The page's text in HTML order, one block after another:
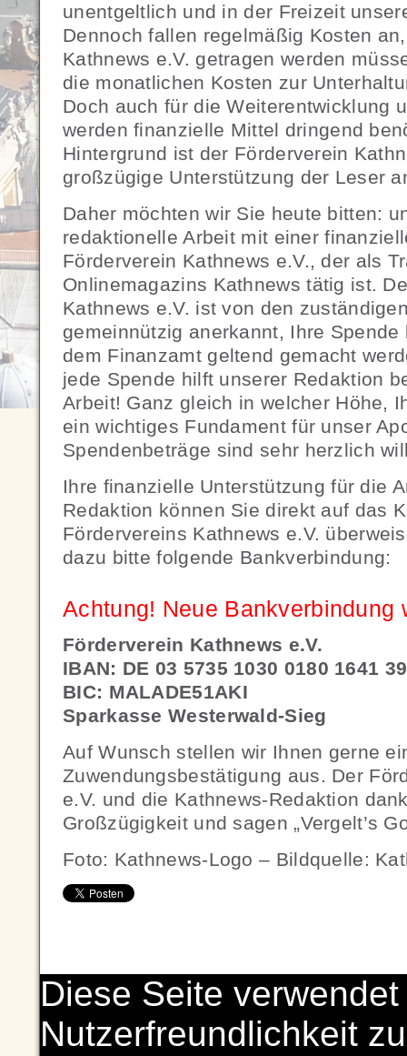
unentgeltlich und in der Freizeit
Dennoch fallen regelmäßig Kosten
Kathnews e.V. getragen werden
die monatlichen Kosten zur
Doch auch für die Weiterentwicklung
werden finanzielle Mittel dringend
Hintergrund ist der Förderverein
großzügige Unterstützung der Leser
Daher möchten wir Sie heute bitten:
redaktionelle Arbeit mit einer
Förderverein Kathnews e.V., der als
Onlinemagazins Kathnews tätig ist.
Kathnews e.V. ist von den
gemeinnützig anerkannt, Ihre
dem Finanzamt geltend gemacht
jede Spende hilft unserer Redaktion
Arbeit! Ganz gleich in welcher Höhe,
ein wichtiges Fundament für unser
Spendenbeträge sind sehr herzlich
Ihre finanzielle Unterstützung für die
Redaktion können Sie direkt auf das
Fördervereins Kathnews e.V.
dazu bitte folgende Bankverbindung:
Achtung! Neue Bankverbindung
Förderverein Kathnews e.V.
IBAN: DE 03 5735 1030 0180 1641 39
BIC: MALADE51AKI
Sparkasse Westerwald-Sieg
Auf Wunsch stellen wir Ihnen gerne
Zuwendungsbestätigung aus. Der
e.V. und die Kathnews-Redaktion
Großzügigkeit und sagen „Vergelt’s
Foto: Kathnews-Logo – Bildquelle:
Diese Seite
Nutzerfreundlichkeit